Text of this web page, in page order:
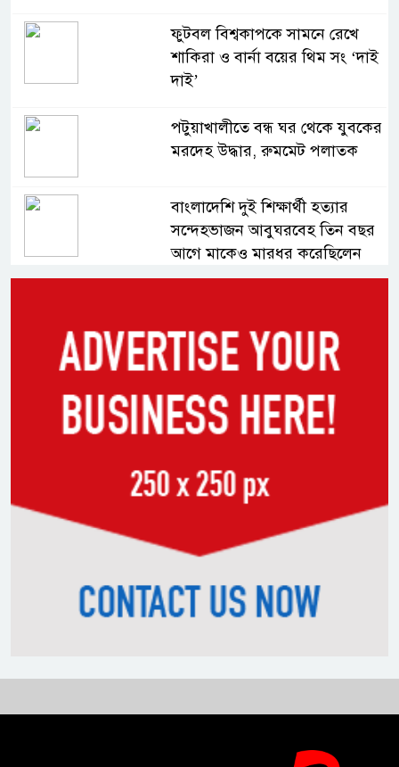
ফুটবল বিশ্বকাপকে সামনে রেখে
শাকিরা ও বার্না বয়ের থিম সং ‘দাই
দাই’
পটুয়াখালীতে বন্ধ ঘর থেকে যুবকের
মরদেহ উদ্ধার, রুমমেট পলাতক
বাংলাদেশি দুই শিক্ষার্থী হত্যার
সন্দেহভাজন আবুঘরবেহ তিন বছর
আগে মাকেও মারধর করেছিলেন
দুর্জয়কেও আলোচনায় আনতে
বললেন তামিম
বিএনপির প্রতি আস্থা হারাচ্ছি:
সংসদে নাহিদ ইসলামের মন্তব্য
নিপীড়নের আশঙ্কা জানালে ভিসা নয়
ট্রাম্পকে ‘রাজার খোঁচা’ দিলেন